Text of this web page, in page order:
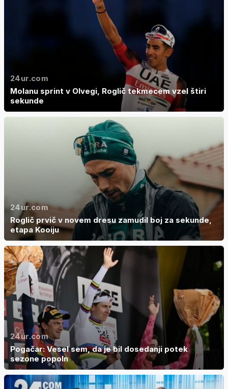
24ur.com
Molanu sprint v Olvegi, Roglič tekmecem vzel štiri
sekunde
24ur.com
Roglič prvič v novem dresu zamudil boj za sekunde,
etapa Kooiju
24ur.com
Pogačar: Vesel sem, da je bil dosedanji potek
sezone popoln